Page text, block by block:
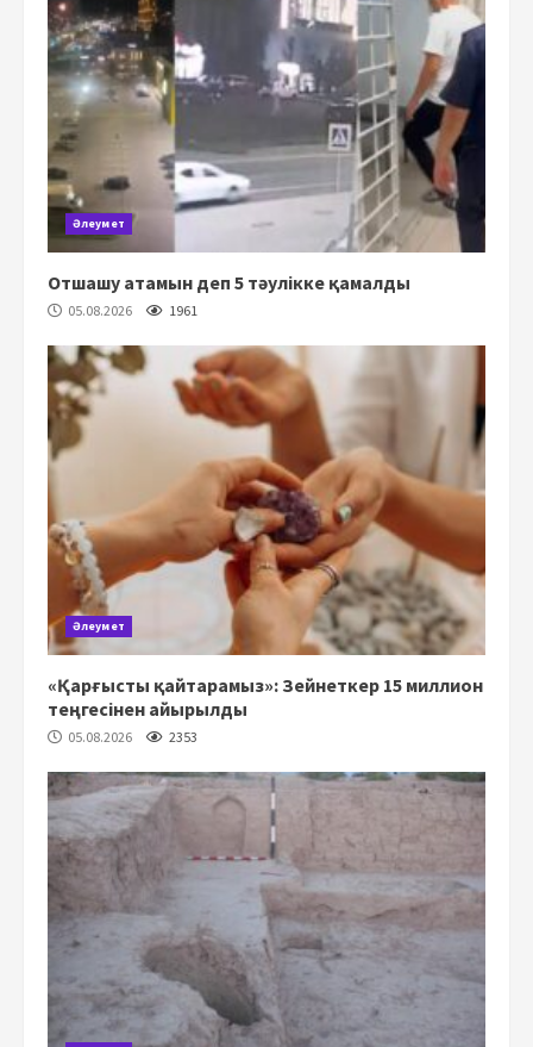
Әлеумет
Отшашу атамын деп 5 тәулікке қамалды
05.08.2026 1961
Әлеумет
«Қарғысты қайтарамыз»: Зейнеткер 15 миллион
теңгесінен айырылды
05.08.2026 2353